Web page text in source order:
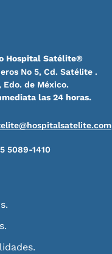
Hospital Satélite®
No 5, Cd. Satélite .
Edo. de México.
las 24 horas.
5089-1410